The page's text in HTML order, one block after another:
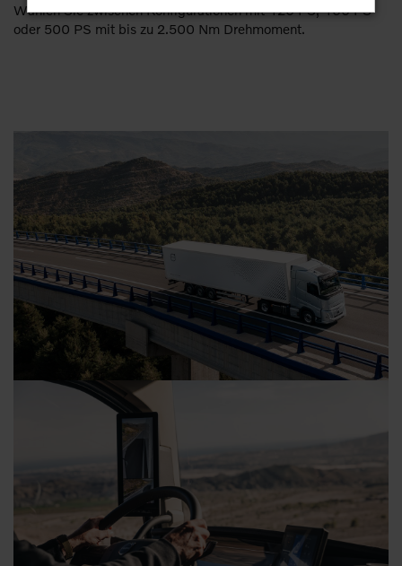
Wählen Sie zwischen Konfigurationen mit 420 PS, 460 PS
oder 500 PS mit bis zu 2.500 Nm Drehmoment.